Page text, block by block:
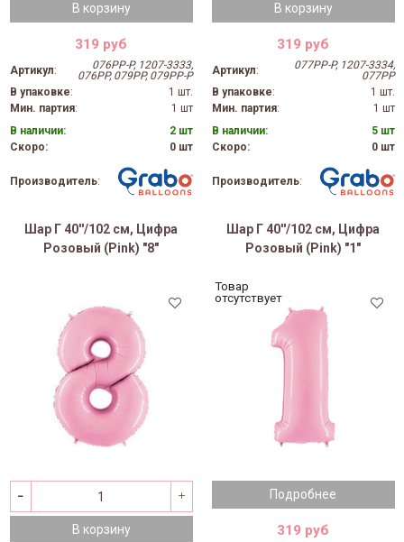
В корзину
319 руб
Артикул:
076PP-P, 1207-3333,
076PP, 079PP, 079PP-P
В упаковке:
1 шт.
Мин. партия:
1 шт
В наличии:
2 шт
Скоро:
0 шт
Производитель:
В корзину
319 руб
Артикул:
077PP-P, 1207-3334,
077PP
В упаковке:
1 шт.
Мин. партия:
1 шт
В наличии:
5 шт
Скоро:
0 шт
Производитель:
Шар Г 40''/102 см, Цифра
Розовый (Pink) "8"
В корзину
Шар Г 40''/102 см, Цифра
Розовый (Pink) "1"
Подробнее
Товар
отсутствует
319 руб